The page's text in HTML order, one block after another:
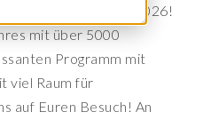
Jahreskongress 2026!
mit über 5000
Programm mit
viel Raum für
auf Euren Besuch! An